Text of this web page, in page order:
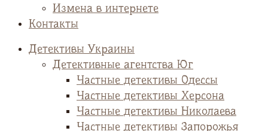
Измена в интернете
Контакты
Детективы Украины
Детективные агентства Юг
Частные детективы Одессы
Частные детективы Херсона
Частные детективы Николаева
Частные детективы Запорожья